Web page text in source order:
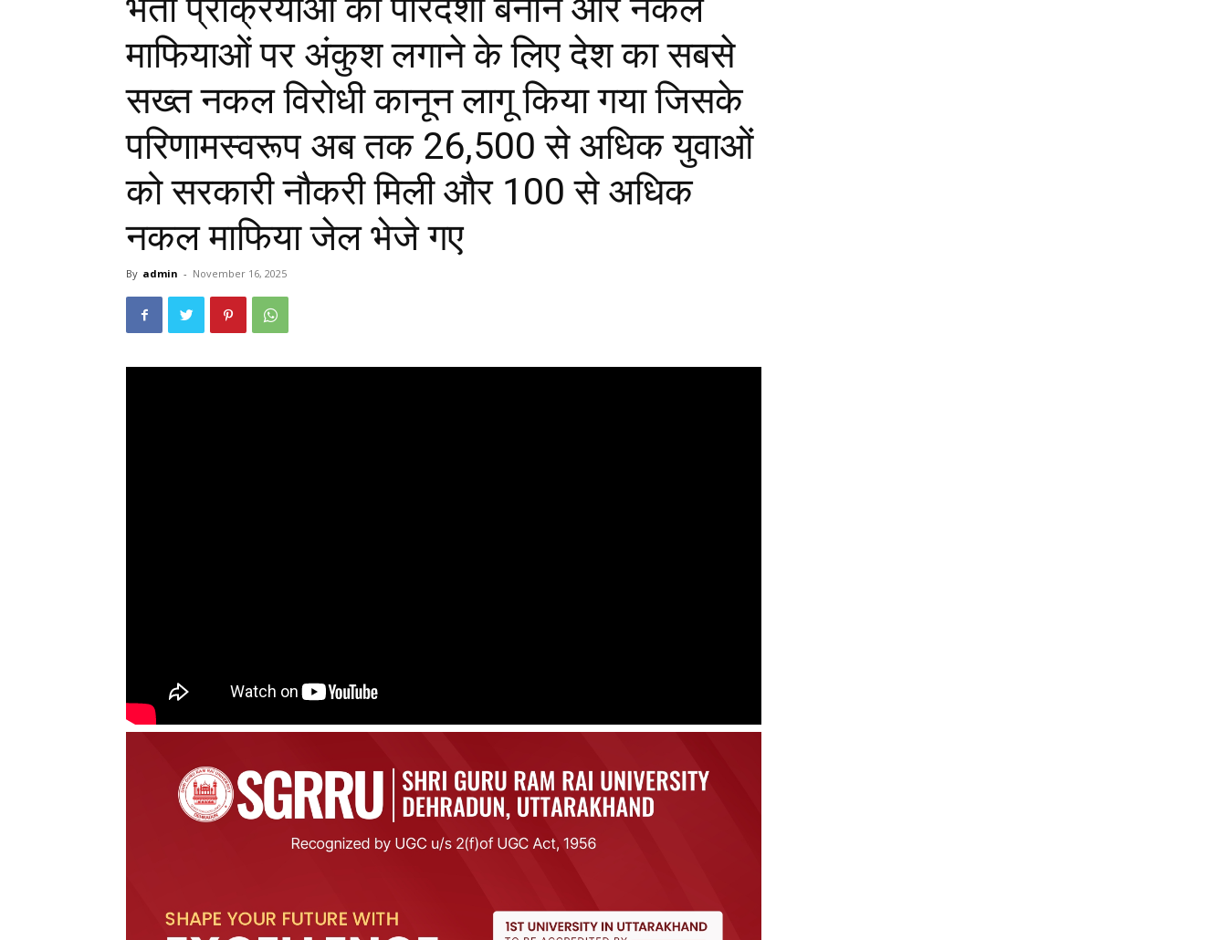
भर्ती प्रक्रियाओं को पारदर्शी बनाने और नकल
माफियाओं पर अंकुश लगाने के लिए देश का सबसे
सख्त नकल विरोधी कानून लागू किया गया जिसके
परिणामस्वरूप अब तक 26,500 से अधिक युवाओं
को सरकारी नौकरी मिली और 100 से अधिक
नकल माफिया जेल भेजे गए
By admin - November 16, 2025